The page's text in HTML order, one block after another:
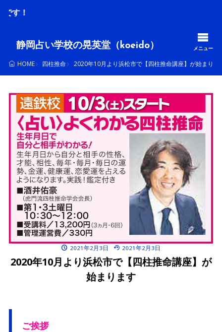
静岡占い学校の晃英堂（koeido） メニュー
HOME 四柱推命 2020年10月より浜松市で【四柱推命講座】が始まりま
2021年2月3日 2021年2月3日
2020年10月より浜松市で【四柱推命講座】が
始まります
ご挨拶